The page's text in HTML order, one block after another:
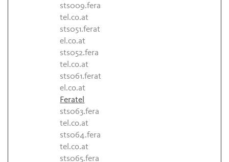
sts009.fera
tel.co.at
sts051.ferat
el.co.at
sts052.fera
tel.co.at
sts061.ferat
el.co.at
Feratel
sts063.fera
tel.co.at
sts064.fera
tel.co.at
sts065.fera